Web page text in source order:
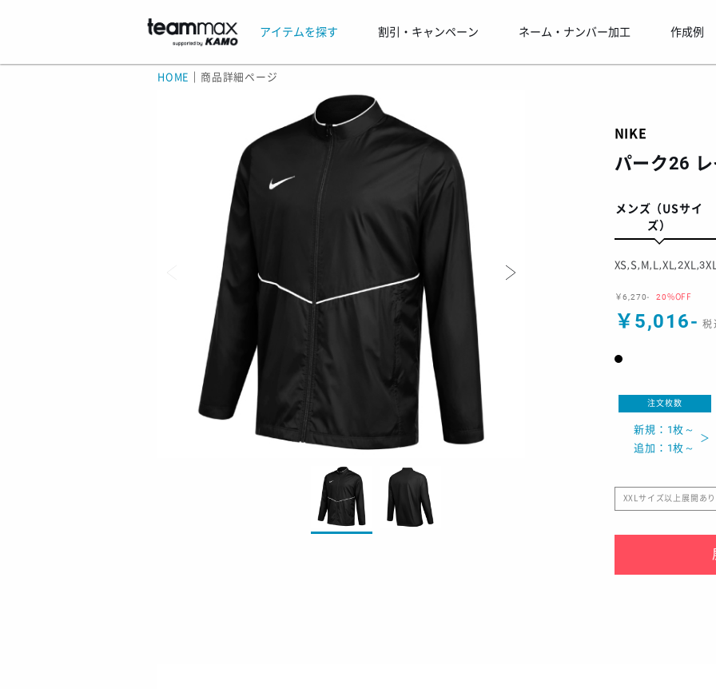
アイテムを探す 割引・キャンペーン ネーム・ナンバー加工 作成例
HOME 商品詳細ページ
NIKE
パーク26
メンズ（USサイ
ズ）
￥6,270- 20%OFF
￥5,016-
注文枚数
新規：1枚～
追加：1枚～
XXLサイズ以上展開あり